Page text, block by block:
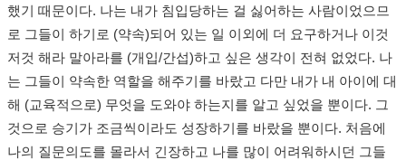
했기 때문이다. 나는 내가 침입당하는 걸 싫어하는 사람이었으므
로 그들이 하기로 (약속)되어 있는 일 이외에 더 요구하거나 이것
저것 해라 말아라를 (개입/간섭)하고 싶은 생각이 전혀 없었다. 나
는 그들이 약속한 역할을 해주기를 바랐고 다만 내가 내 아이에 대
해 (교육적으로) 무엇을 도와야 하는지를 알고 싶었을 뿐이다. 그
것으로 승기가 조금씩이라도 성장하기를 바랐을 뿐이다. 처음에
나의 질문의도를 몰라서 긴장하고 나를 많이 어려워하시던 그들